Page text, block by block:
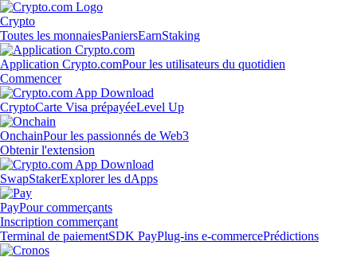
Crypto
Toutes les monnaiesPaniersEarnStaking
Application Crypto.comPour les utilisateurs du quotidien
Commencer
CryptoCarte Visa prépayéeLevel Up
OnchainPour les passionnés de Web3
Obtenir l'extension
SwapStakerExplorer les dApps
PayPour commerçants
Inscription commerçant
Terminal de paiementSDK PayPlug-ins e-commercePrédictions